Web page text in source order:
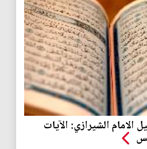
الشيرازي: الآيات